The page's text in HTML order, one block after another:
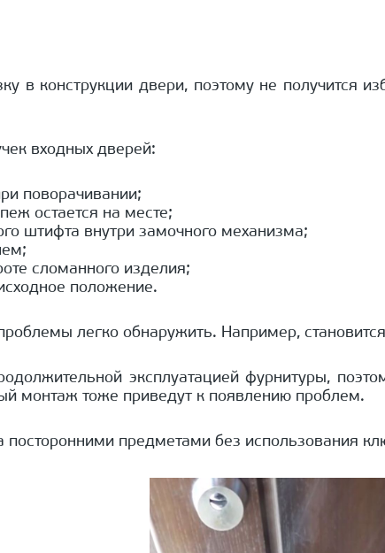
в конструкции двери, поэтому не получится
входных дверей:
поворачивании;
остается на месте;
штифта внутри замочного механизма;
сломанного изделия;
положение.
легко обнаружить. Например,
эксплуатацией фурнитуры,
монтаж тоже приведут к появлению проблем.
предметами без использования